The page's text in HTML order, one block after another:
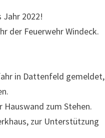
Jahr 2022!
der Feuerwehr Windeck.
in Dattenfeld gemeldet,
Hauswand zum Stehen.
zur Unterstützung